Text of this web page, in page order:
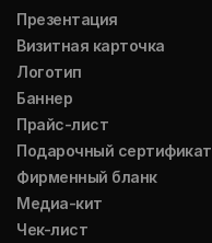
Презентация
Визитная карточка
Логотип
Баннер
Прайс-лист
Подарочный сертификат
Фирменный бланк
Медиа-кит
Чек-лист